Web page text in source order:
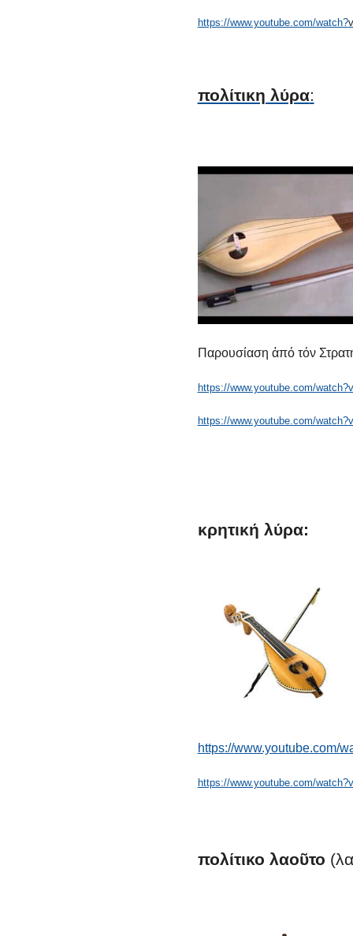
https://www.youtube.com/watch?
πολίτικη λύρα:
Παρουσίαση ἀπό τόν
https://www.youtube.com/watch?
https://www.youtube.com/
κρητική λύρα:
https://www.youtube.com/
https://www.youtube.com/
πολίτικο λαοῦτο